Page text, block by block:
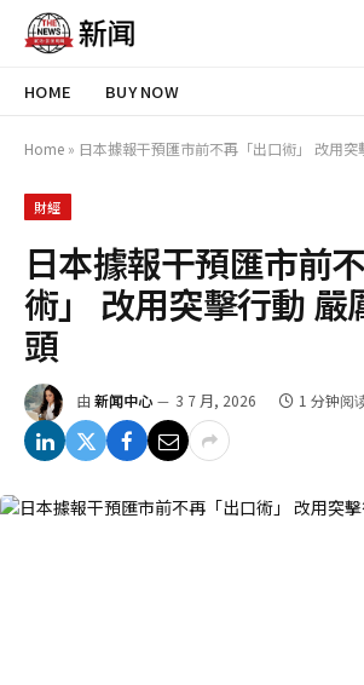
HOME BUY NOW
Home » 日本據報干預匯市前不再「出口術」 改用
財經
日本據報干預匯市前
術」 改用突擊行動 嚴
頭
由 新闻中心 3 7 月, 2026 1 分钟阅